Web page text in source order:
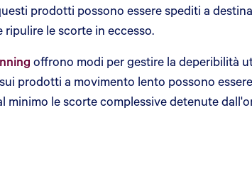
prodotti possono essere spediti a
le scorte in eccesso.
offrono modi per gestire la deperibilità
prodotti a movimento lento possono
le scorte complessive detenute